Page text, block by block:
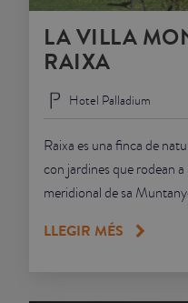
LA VILLA
RAIXA
Hotel Palladium
Raixa es una finca de
con jardines que rodean
meridional de sa
LLEGIR MÉS